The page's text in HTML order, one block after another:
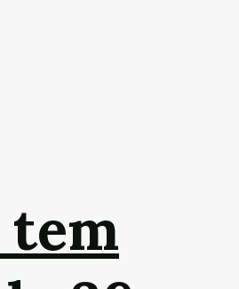
tem